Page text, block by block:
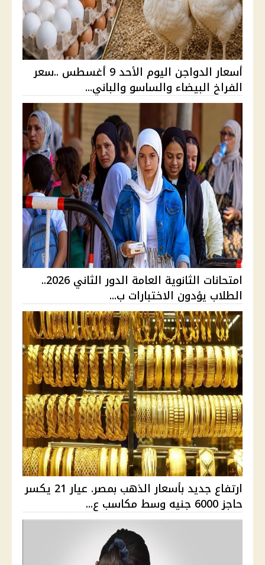
أسعار الدواجن اليوم الأحد 9 أغسطس ..سعر
الفراخ البيضاء والساسو والباني...
امتحانات الثانوية العامة الدور الثاني 2026..
الطلاب يؤدون الاختبارات ب...
ارتفاع جديد بأسعار الذهب بمصر. عيار 21 يكسر
حاجز 6000 جنيه وسط مكاسب ع...